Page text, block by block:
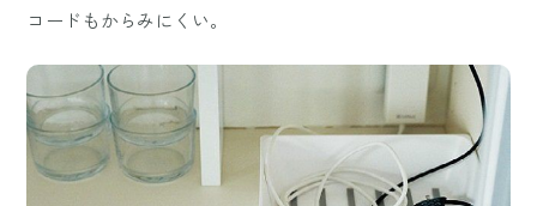
コードもからみにくい。